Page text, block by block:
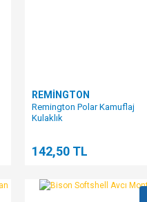
REMİNGTON
Remington Polar Kamuflaj
Kulaklık
142,50 TL